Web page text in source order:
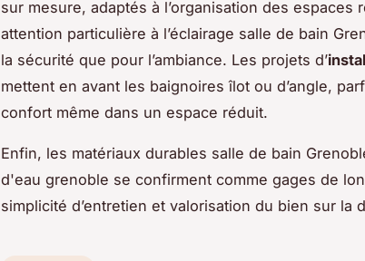
sur mesure, adaptés à l’organisation des espaces
attention particulière à l’éclairage salle de bain
la sécurité que pour l’ambiance. Les projets d’
mettent en avant les baignoires îlot ou d’angle,
confort même dans un espace réduit.
Enfin, les matériaux durables salle de bain
d'eau grenoble se confirment comme gages de
simplicité d’entretien et valorisation du bien sur la